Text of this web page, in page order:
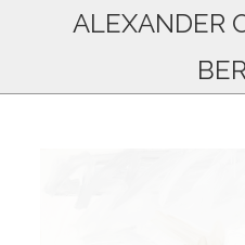
ALEXANDER